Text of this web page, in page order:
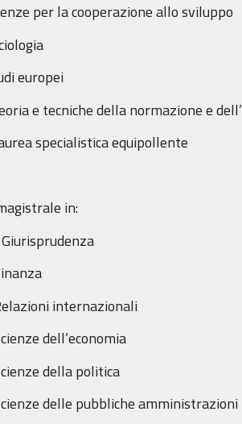
per la cooperazione allo sviluppo
europei
e tecniche della normazione e
specialistica equipollente
in:
internazionali
dell’economia
della politica
delle pubbliche amministrazioni